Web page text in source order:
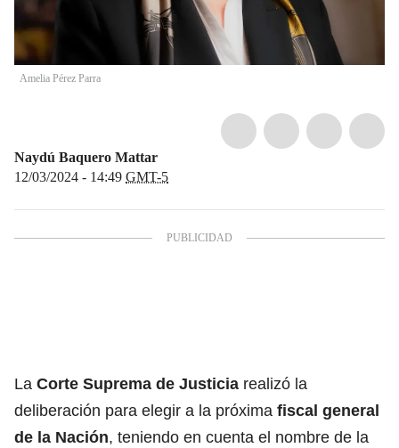
Amelia Pérez Parra
Naydú Baquero Mattar
12/03/2024 - 14:49 GMT-5
La Corte Suprema de Justicia realizó la
deliberación para elegir a la próxima fiscal general
de la Nación, teniendo en cuenta el nombre de la